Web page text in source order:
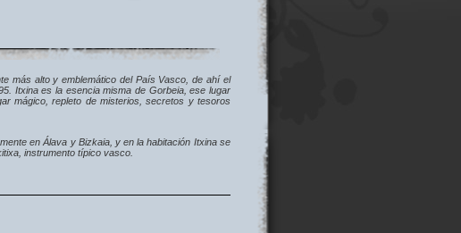
más alto y emblemático del País Vasco, de ahí el
Itxina es la esencia misma de Gorbeia, ese lugar
mágico, repleto de misterios, secretos y tesoros
en Álava y Bizkaia, y en la habitación Itxina se
instrumento típico vasco.